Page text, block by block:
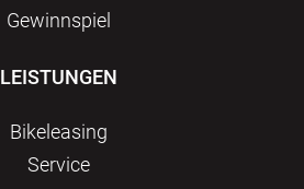
Gewinnspiel
LEISTUNGEN
Bikeleasing
Service